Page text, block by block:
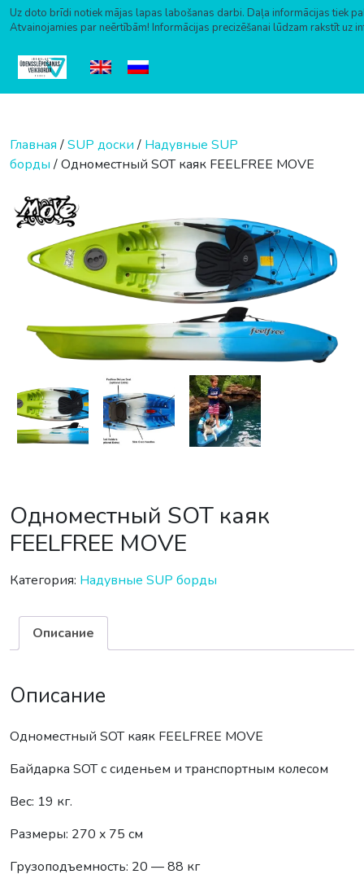
Uz doto brīdi notiek mājas lapas labošanas darbi. Daļa informācijas tiek
Atvainojamies par neērtībām! Informācijas precizēšanai lūdzam rakstīt uz
Главная/SUP доски/ Надувные SUP
борды/ Одноместный SOT каяк FEELFREE MOVE
Одноместный SOT каяк
FEELFREE MOVE
Категория: Надувные SUP борды
Описание
Описание
Одноместный SOT каяк FEELFREE MOVE
Байдарка SOT с сиденьем и транспортным колесом
Вес: 19 кг.
Размеры: 270 x 75 см
Грузоподъемность: 20 — 88 кг